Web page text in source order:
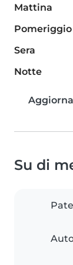
Mattina
Pomeriggio
Sera
Notte
Su di